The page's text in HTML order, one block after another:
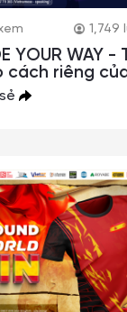
1,749
YOUR WAY -
cách riêng